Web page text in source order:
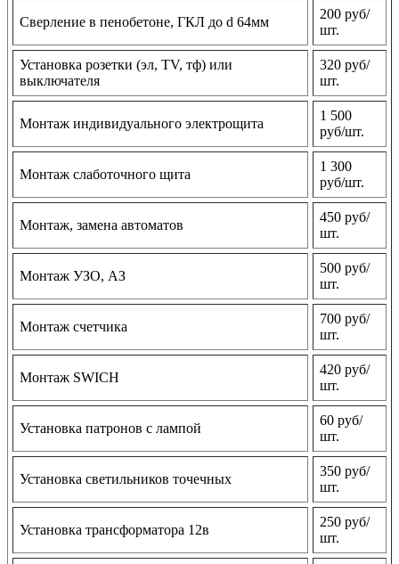
Сверление в пенобетоне, ГКЛ до d 64мм
200 руб/
шт.
Установка розетки (эл, TV, тф) или
выключателя
320 руб/
шт.
Монтаж индивидуального электрощита
1 500
руб/шт.
Монтаж слаботочного щита
1 300
руб/шт.
Монтаж, замена автоматов
450 руб/
шт.
Монтаж УЗО, АЗ
500 руб/
шт.
Монтаж счетчика
700 руб/
шт.
Монтаж SWICH
420 руб/
шт.
Установка патронов с лампой
60 руб/
шт.
Установка светильников точечных
350 руб/
шт.
Установка трансформатора 12в
250 руб/
шт.